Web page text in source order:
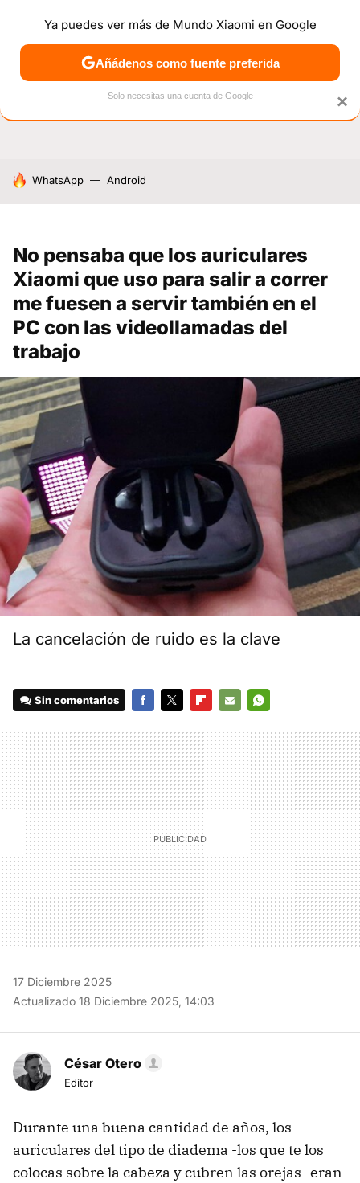
NOTICIAS MÓVILES TUTORIALES OFERTAS
HOY SE HABLA DE
WhatsApp Android
No pensaba que los auriculares
Xiaomi que uso para salir a correr
me fuesen a servir también en el
PC con las videollamadas del
trabajo
La cancelación de ruido es la clave
Sin comentarios
MAIL
17 Diciembre 2025
Actualizado 18 Diciembre 2025, 14:03
César Otero
Editor
Durante una buena cantidad de años, los
auriculares del tipo de diadema -los que te los
colocas sobre la cabeza y cubren las orejas- eran
×
Ya puedes ver más de Mundo Xiaomi en Google
Añádenos como fuente preferida
Solo necesitas una cuenta de Google